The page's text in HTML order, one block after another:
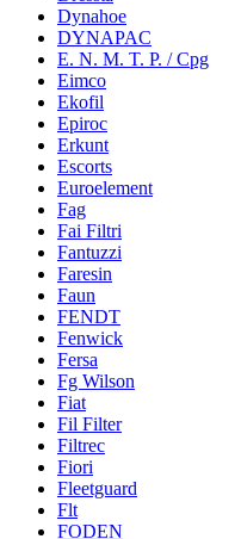
Dynahoe
DYNAPAC
E. N. M. T. P. / Cpg
Eimco
Ekofil
Epiroc
Erkunt
Escorts
Euroelement
Fag
Fai Filtri
Fantuzzi
Faresin
Faun
FENDT
Fenwick
Fersa
Fg Wilson
Fiat
Fil Filter
Filtrec
Fiori
Fleetguard
Flt
FODEN